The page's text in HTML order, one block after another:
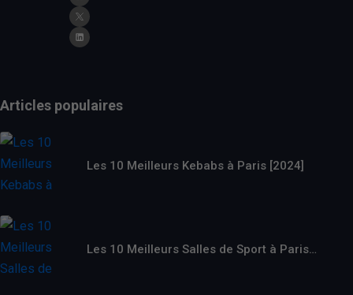
Articles populaires
Les 10 Meilleurs Kebabs à Paris [2024]
Les 10 Meilleurs Salles de Sport à Paris…